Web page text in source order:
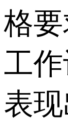
格
工作
表